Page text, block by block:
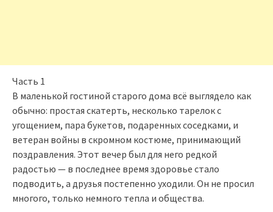
Часть 1
В маленькой гостиной старого дома всё выглядело как
обычно: простая скатерть, несколько тарелок с
угощением, пара букетов, подаренных соседками, и
ветеран войны в скромном костюме, принимающий
поздравления. Этот вечер был для него редкой
радостью — в последнее время здоровье стало
подводить, а друзья постепенно уходили. Он не просил
многого, только немного тепла и общества.